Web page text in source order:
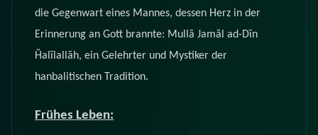
die Gegenwart eines Mannes, dessen Herz in der
Erinnerung an Gott brannte: Mullā Jamāl ad-Dīn
Ḫalīlallāh, ein Gelehrter und Mystiker der
hanbalitischen Tradition.
Frühes Leben: